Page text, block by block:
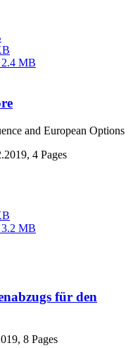
MB
and European Options
4 Pages
MB
für den
8 Pages